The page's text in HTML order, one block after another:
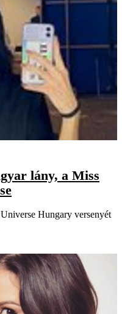
lány, a Miss
Hungary versenyét